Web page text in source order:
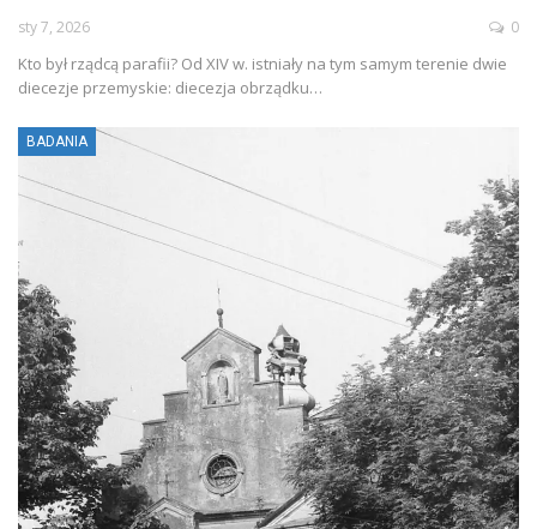
sty 7, 2026 0
Kto był rządcą parafii? Od XIV w. istniały na tym samym terenie dwie
diecezje przemyskie: diecezja obrządku…
BADANIA